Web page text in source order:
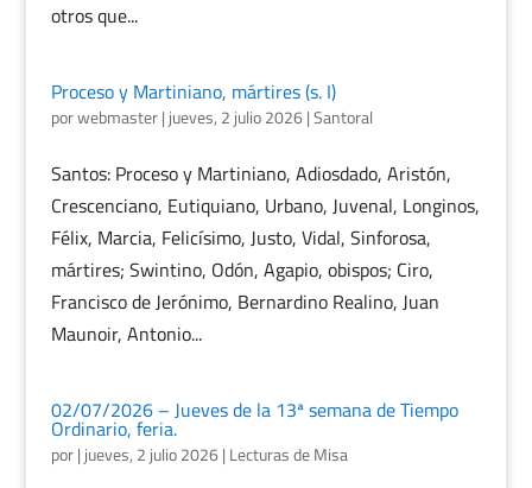
otros que...
Proceso y Martiniano, mártires (s. I)
porwebmaster| jueves, 2 julio 2026|Santoral
Santos: Proceso y Martiniano, Adiosdado, Aristón,
Crescenciano, Eutiquiano, Urbano, Juvenal, Longinos,
Félix, Marcia, Felicísimo, Justo, Vidal, Sinforosa,
mártires; Swintino, Odón, Agapio, obispos; Ciro,
Francisco de Jerónimo, Bernardino Realino, Juan
Maunoir, Antonio...
02/07/2026 – Jueves de la 13ª semana de Tiempo
Ordinario, feria.
por| jueves, 2 julio 2026| Lecturas de Misa